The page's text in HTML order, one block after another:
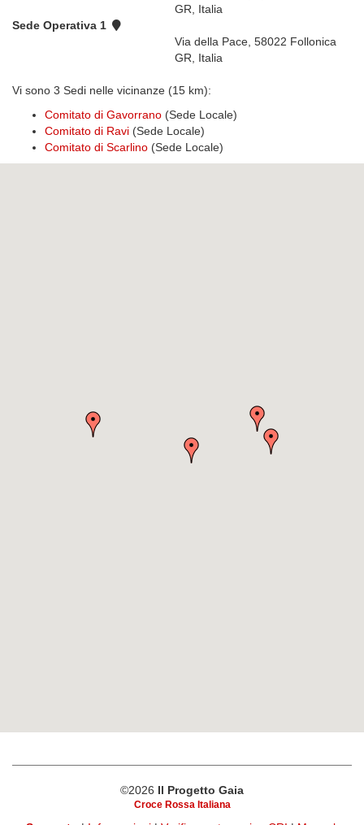
GR, Italia
Sede Operativa 1
Via della Pace, 58022 Follonica
GR, Italia
Vi sono 3 Sedi nelle vicinanze (15 km):
Comitato di Gavorrano (Sede Locale)
Comitato di Ravi (Sede Locale)
Comitato di Scarlino (Sede Locale)
©2026 Il Progetto Gaia
Croce Rossa Italiana